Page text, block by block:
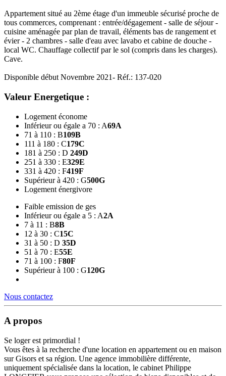
Appartement situé au 2ème étage d'un immeuble sécurisé proche de
tous commerces, comprenant : entrée/dégagement - salle de séjour -
cuisine aménagée par plan de travail, éléments bas de rangement et
évier - 2 chambres - salle d'eau avec lavabo et cabine de douche -
local WC. Chauffage collectif par le sol (compris dans les charges).
Cave.
Disponible début Novembre 2021- Réf.: 137-020
Valeur Energetique :
Logement économe
Inférieur ou égale a 70 : A69A
71 à 110 : B109B
111 à 180 : C179C
181 à 250 : D 249D
251 à 330 : E329E
331 à 420 : F419F
Supérieur à 420 : G500G
Logement énergivore
Faible emission de ges
Inférieur ou égale a 5 : A2A
7 à 11 : B8B
12 à 30 : C15C
31 à 50 : D 35D
51 à 70 : E55E
71 à 100 : F80F
Supérieur à 100 : G120G
Nous contactez
A propos
Se loger est primordial !
Vous êtes à la recherche d'une location en appartement ou en maison
sur Gisors et sa région. Une agence immobilière différente,
uniquement spécialisée dans la location, le cabinet Philippe